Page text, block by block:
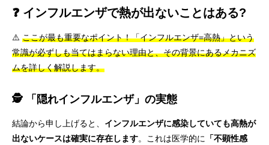
❓ インフルエンザで熱が出ないことはある?
⚠️ ここが最も重要なポイント！「インフルエンザ=高熱」という
常識が必ずしも当てはまらない理由と、その背景にあるメカニズ
ムを詳しく解説します。
🕵️ 「隠れインフルエンザ」の実態
結論から申し上げると、 インフルエンザに感染していても高熱が
出ないケースは確実に存在します。これは医学的に
「不顕性感